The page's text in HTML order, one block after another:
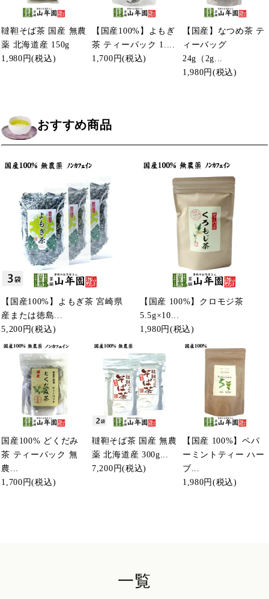
韃靼そば茶 国産 無農
薬 北海道産 150g
1,980円(税込)
【国産100%】よもぎ
茶 ティーパック 1....
1,700円(税込)
【国産】なつめ茶 テ
ィーバッグ
24g（2g...
1,980円(税込)
おすすめ商品
【国産100%】よもぎ茶 宮崎県
産または徳島...
5,200円(税込)
【国産 100%】クロモジ茶
5.5g×10...
1,980円(税込)
国産100% どくだみ
茶 ティーパック 無
農...
1,700円(税込)
韃靼そば茶 国産 無農
薬 北海道産 300g...
7,200円(税込)
【国産 100%】ペパ
ーミントティー ハー
ブ...
1,980円(税込)
一覧